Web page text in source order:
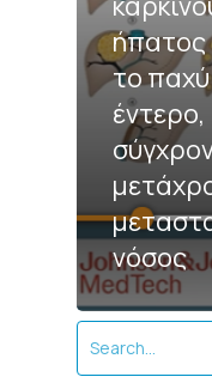
το παχύ
έντερο,
νόσος